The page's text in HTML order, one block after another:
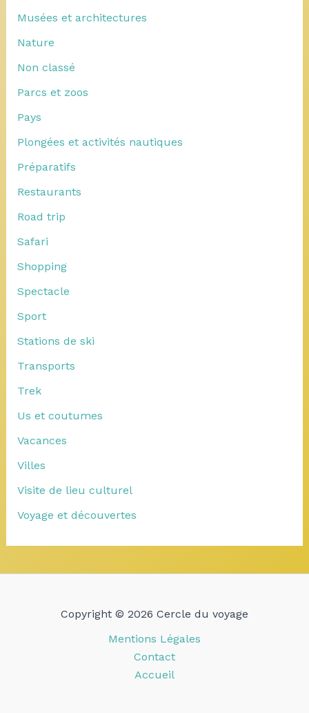
Musées et architectures
Nature
Non classé
Parcs et zoos
Pays
Plongées et activités nautiques
Préparatifs
Restaurants
Road trip
Safari
Shopping
Spectacle
Sport
Stations de ski
Transports
Trek
Us et coutumes
Vacances
Villes
Visite de lieu culturel
Voyage et découvertes
Copyright © 2026 Cercle du voyage
Mentions Légales
Contact
Accueil